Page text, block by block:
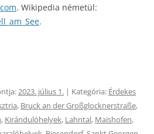
. Wikipedia németül:
.
2023. július 1. | Kategória: Érdekes
, Bruck an der Großglocknerstraße,
, Kirándulóhelyek, Lahntal, Maishofen,